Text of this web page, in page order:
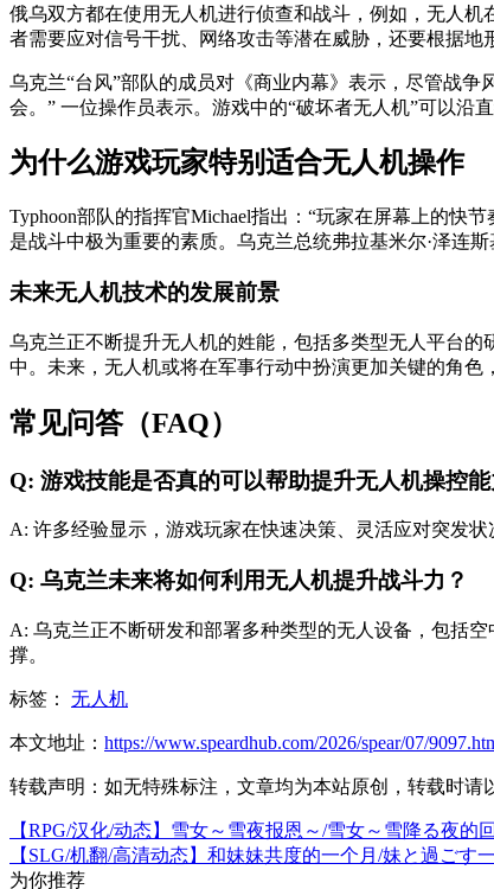
俄乌双方都在使用无人机进行侦查和战斗，例如，无人
者需要应对信号干扰、网络攻击等潜在威胁，还要根据地
乌克兰“台风”部队的成员对《商业内幕》表示，尽管战争
会。” 一位操作员表示。游戏中的“破坏者无人机”可以沿
为什么游戏玩家特别适合无人机操作
Typhoon部队的指挥官Michael指出：“玩家在屏幕上的快
是战斗中极为重要的素质。乌克兰总统弗拉基米尔·泽连
未来无人机技术的发展前景
乌克兰正不断提升无人机的姓能，包括多类型无人平台
中。未来，无人机或将在军事行动中扮演更加关键的角色
常见问答（FAQ）
Q: 游戏技能是否真的可以帮助提升无人机操控能
A: 许多经验显示，游戏玩家在快速决策、灵活应对突发
Q: 乌克兰未来将如何利用无人机提升战斗力？
A: 乌克兰正不断研发和部署多种类型的无人设备，包括
撑。
标签： 无人机
本文地址： https://www.speardhub.com/2026/spear/07/
转载声明： 如无特殊标注，文章均为本站原创，转载时请
【RPG/汉化/动态】雪女～雪夜报恩～/雪女～雪降る夜的
【SLG/机翻/高清动态】和妹妹共度的一个月/妹と過ごす
为你推荐